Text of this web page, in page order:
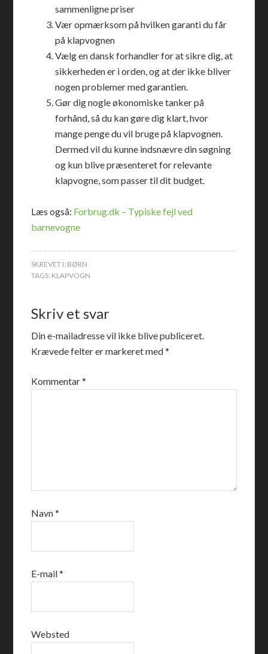
sammenligne priser
Vær opmærksom på hvilken garanti du får
på klapvognen
Vælg en dansk forhandler for at sikre dig, at
sikkerheden er i orden, og at der ikke bliver
nogen problemer med garantien.
Gør dig nogle økonomiske tanker på
forhånd, så du kan gøre dig klart, hvor
mange penge du vil bruge på klapvognen.
Dermed vil du kunne indsnævre din søgning
og kun blive præsenteret for relevante
klapvogne, som passer til dit budget.
Læs også: Forbrug.dk – Typiske fejl ved
barnevogne
SKREVET I: BØRN
TAGS: KLAPVOGN
Skriv et svar
Din e-mailadresse vil ikke blive publiceret.
Krævede felter er markeret med*
Kommentar*
Navn*
E-mail*
Websted